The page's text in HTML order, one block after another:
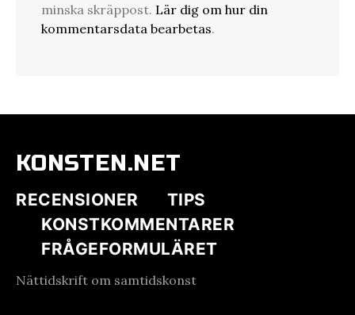
minska skräppost. Lär dig om hur din
kommentarsdata bearbetas.
KONSTEN.NET
RECENSIONER
TIPS
KONSTKOMMENTARER
FRÅGEFORMULÄRET
Nättidskrift om samtidskonst